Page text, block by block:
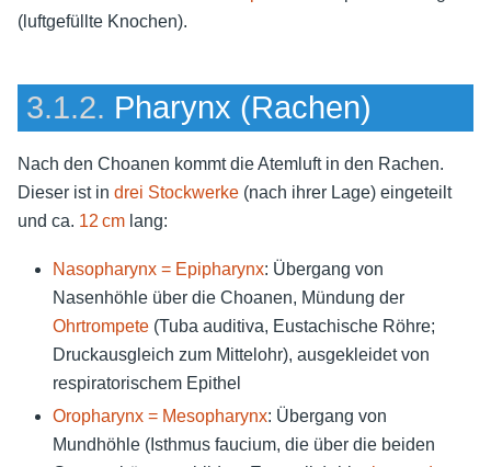
(luftgefüllte Knochen).
3.1.2. Pharynx (Rachen)
Nach den Choanen kommt die Atemluft in den Rachen.
Dieser ist in drei Stockwerke (nach ihrer Lage) eingeteilt
und ca. 12 cm lang:
Nasopharynx = Epipharynx: Übergang von
Nasenhöhle über die Choanen, Mündung der
Ohrtrompete (Tuba auditiva, Eustachische Röhre;
Druckausgleich zum Mittelohr), ausgekleidet von
respiratorischem Epithel
Oropharynx = Mesopharynx: Übergang von
Mundhöhle (Isthmus faucium, die über die beiden